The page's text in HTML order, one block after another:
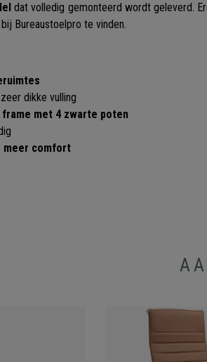
dat volledig gemonteerd wordt geleverd.
Bureaustoelpro te vinden.
dikke vulling
met 4 zwarte poten
meer comfort